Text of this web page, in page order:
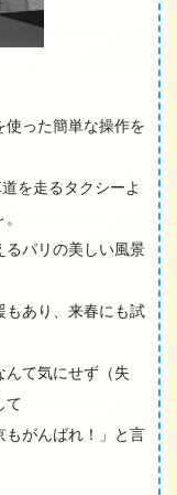
った簡単な操作を
を走るタクシーよ
るパリの美しい風景
あり、来春にも試
て気にせず（失
て
もがんばれ！」と言